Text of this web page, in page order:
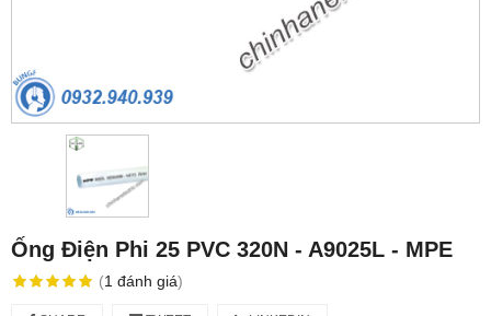
Ống Điện Phi 25 PVC 320N - A9025L - MPE
(1 đánh giá)